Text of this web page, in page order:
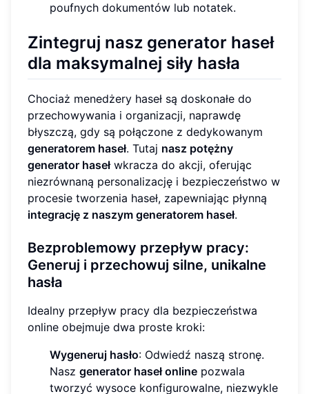
poufnych dokumentów lub notatek.
Zintegruj nasz generator haseł
dla maksymalnej siły hasła
Chociaż menedżery haseł są doskonałe do
przechowywania i organizacji, naprawdę
błyszczą, gdy są połączone z dedykowanym
generatorem haseł. Tutaj nasz potężny
generator hasełwkracza do akcji, oferując
niezrównaną personalizację i bezpieczeństwo w
procesie tworzenia haseł, zapewniając płynną
integrację z naszym generatorem haseł.
Bezproblemowy przepływ pracy:
Generuj i przechowuj silne, unikalne
hasła
Idealny przepływ pracy dla bezpieczeństwa
online obejmuje dwa proste kroki:
Wygeneruj hasło: Odwiedź naszą stronę.
Nasz generator haseł online pozwala
tworzyć wysoce konfigurowalne, niezwykle